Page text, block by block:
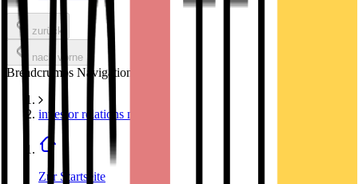
zurück
nach vorne
Breadcrumbs Navigation
investor relations news
Zur Startseite